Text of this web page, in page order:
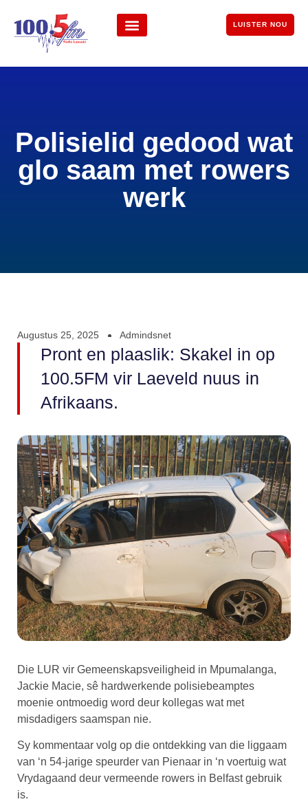
LUISTER NOU
Polisielid gedood wat
glo saam met rowers
werk
Augustus 25, 2025 Admindsnet
Pront en plaaslik: Skakel in op
100.5FM vir Laeveld nuus in
Afrikaans.
Die LUR vir Gemeenskapsveiligheid in Mpumalanga,
Jackie Macie, sê hardwerkende polisiebeamptes
moenie ontmoedig word deur kollegas wat met
misdadigers saamspan nie.
Sy kommentaar volg op die ontdekking van die liggaam
van ‘n 54-jarige speurder van Pienaar in ‘n voertuig wat
Vrydagaand deur vermeende rowers in Belfast gebruik
is.